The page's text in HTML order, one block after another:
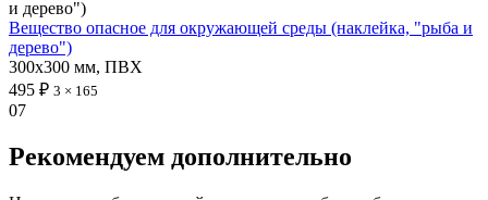
Вещество опасное для окружающей среды (наклейка, "рыба и
дерево")
300х300 мм, ПВХ
495 ₽ 3 × 165
07
Рекомендуем дополнительно